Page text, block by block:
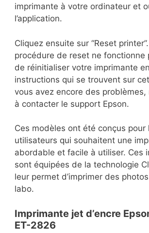
imprimante à votre ordinateur et
l’application.
Cliquez ensuite sur “Reset
procédure de reset ne fonctionne
de réinitialiser votre imprimante
instructions qui se trouvent sur
vous avez encore des problèmes,
à contacter le support Epson.
Ces modèles ont été conçus pour
utilisateurs qui souhaitent une
abordable et facile à utiliser. Ces
sont équipées de la technologie
leur permet d’imprimer des
labo.
Imprimante jet d’encre
ET-2826